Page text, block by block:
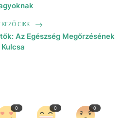
CIKK
Az Egészség Megőrzésének
Kulcsa
0 0 0